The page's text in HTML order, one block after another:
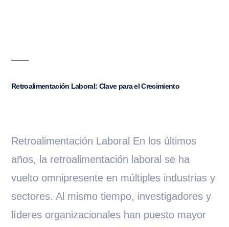
Retroalimentación Laboral: Clave para el Crecimiento
Retroalimentación Laboral En los últimos
años, la retroalimentación laboral se ha
vuelto omnipresente en múltiples industrias y
sectores. Al mismo tiempo, investigadores y
líderes organizacionales han puesto mayor